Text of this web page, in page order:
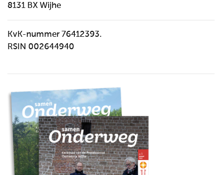
8131 BX Wijhe
KvK-nummer 76412393.
RSIN 002644940